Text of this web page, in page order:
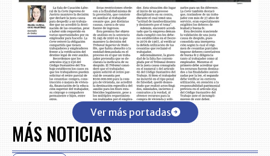
Ver más portadas
MÁS NOTICIAS